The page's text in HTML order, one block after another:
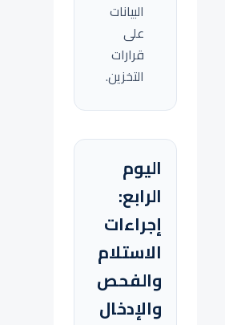
البيانات
على
قرارات
التخزين.
اليوم
الرابع:
إجراءات
الاستلام
والفحص
والإدخال